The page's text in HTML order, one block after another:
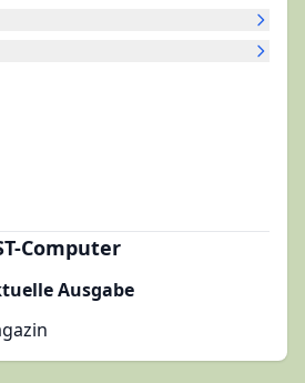
Computer
Ausgabe